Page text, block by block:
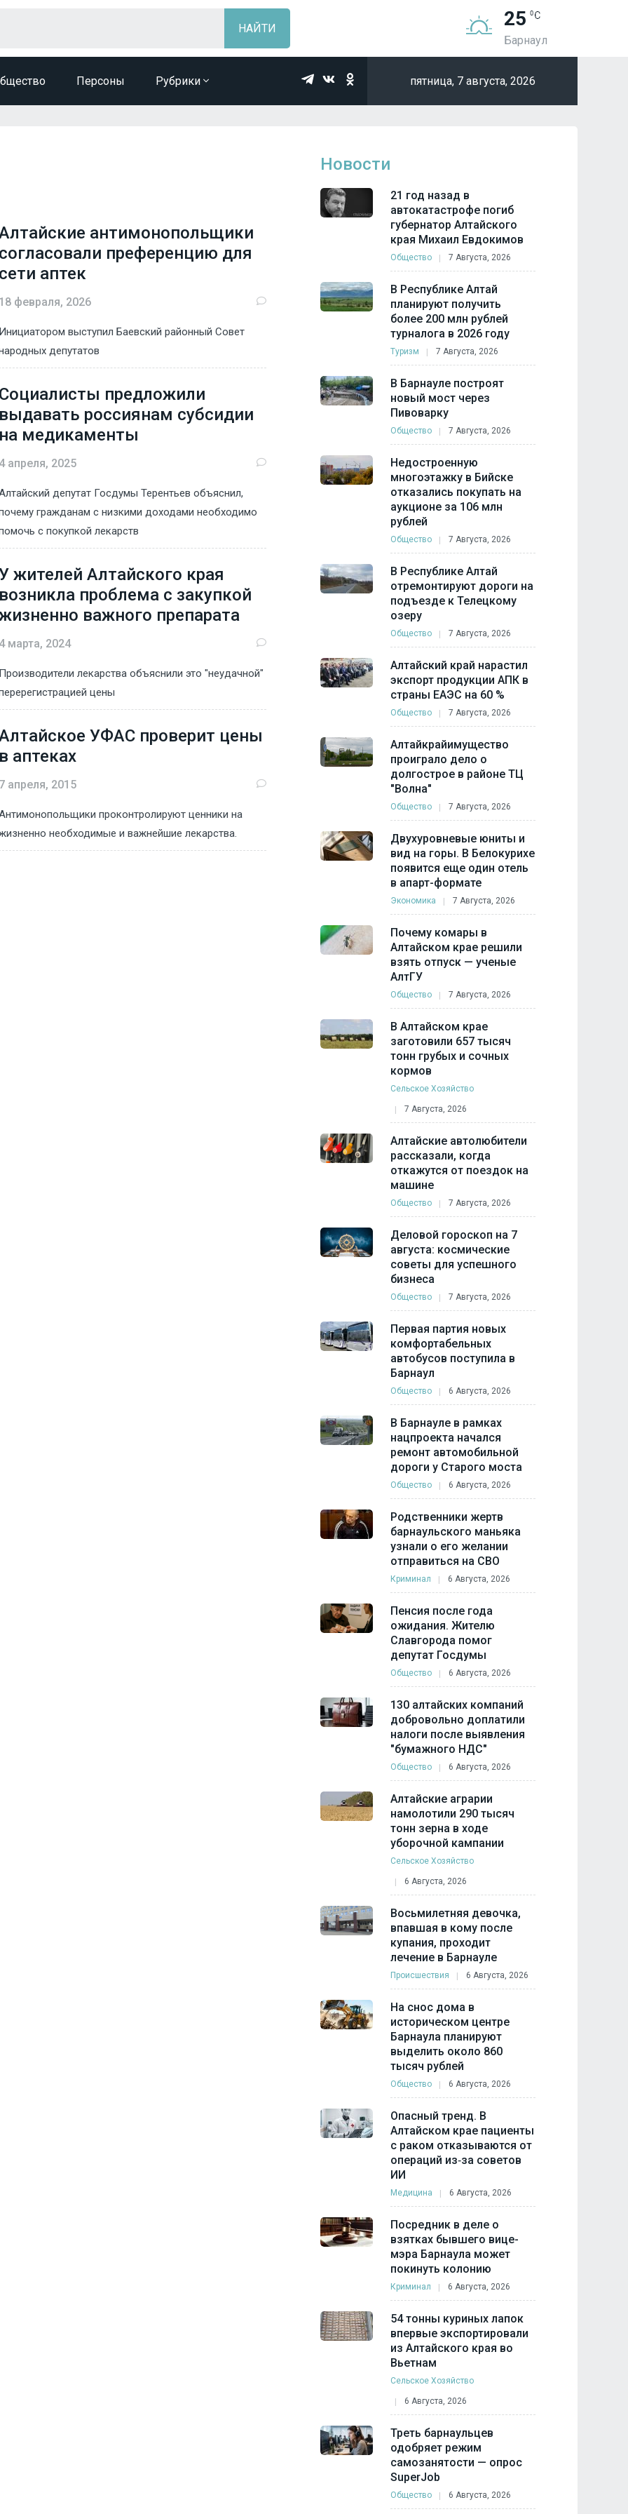
25
Барнаул
Персоны Рубрики пятница, 7 августа, 2026
антимонопольщики
преференцию для
аптек
февраля, 2026
выступил Баевский районный Совет
депутатов
предложили
россиянам субсидии
медикаменты
апреля, 2025
депутат Госдумы Терентьев объяснил,
гражданам с низкими доходами необходимо
с покупкой лекарств
жителей Алтайского края
проблема с закупкой
важного препарата
марта, 2024
лекарства объяснили это "неудачной"
цены
УФАС проверит цены
аптеках
апреля, 2015
проконтролируют ценники на
необходимые и важнейшие лекарства.
Новости
21 год назад в
автокатастрофе погиб
губернатор Алтайского
края Михаил Евдокимов
Общество 7 Августа, 2026
В Республике Алтай
планируют получить
более 200 млн рублей
турналога в 2026 году
Туризм 7 Августа, 2026
В Барнауле построят
новый мост через
Пивоварку
Общество 7 Августа, 2026
Недостроенную
многоэтажку в Бийске
отказались покупать на
аукционе за 106 млн
рублей
Общество 7 Августа, 2026
В Республике Алтай
отремонтируют дороги на
подъезде к Телецкому
озеру
Общество 7 Августа, 2026
Алтайский край нарастил
экспорт продукции АПК в
страны ЕАЭС на 60 %
Общество 7 Августа, 2026
Алтайкрайимущество
проиграло дело о
долгострое в районе ТЦ
"Волна"
Общество 7 Августа, 2026
Двухуровневые юниты и
вид на горы. В Белокурихе
появится еще один отель
в апарт-формате
Экономика 7 Августа, 2026
Почему комары в
Алтайском крае решили
взять отпуск — ученые
АлтГУ
Общество 7 Августа, 2026
В Алтайском крае
заготовили 657 тысяч
тонн грубых и сочных
кормов
Сельское Хозяйство
7 Августа, 2026
Алтайские автолюбители
рассказали, когда
откажутся от поездок на
машине
Общество 7 Августа, 2026
Деловой гороскоп на 7
августа: космические
советы для успешного
бизнеса
Общество 7 Августа, 2026
Первая партия новых
комфортабельных
автобусов поступила в
Барнаул
Общество 6 Августа, 2026
В Барнауле в рамках
нацпроекта начался
ремонт автомобильной
дороги у Старого моста
Общество 6 Августа, 2026
Родственники жертв
барнаульского маньяка
узнали о его желании
отправиться на СВО
Криминал 6 Августа, 2026
Пенсия после года
ожидания. Жителю
Славгорода помог
депутат Госдумы
Общество 6 Августа, 2026
130 алтайских компаний
добровольно доплатили
налоги после выявления
"бумажного НДС"
Общество 6 Августа, 2026
Алтайские аграрии
намолотили 290 тысяч
тонн зерна в ходе
уборочной кампании
Сельское Хозяйство
6 Августа, 2026
Восьмилетняя девочка,
впавшая в кому после
купания, проходит
лечение в Барнауле
Происшествия 6 Августа, 2026
На снос дома в
историческом центре
Барнаула планируют
выделить около 860
тысяч рублей
Общество 6 Августа, 2026
Опасный тренд. В
Алтайском крае пациенты
с раком отказываются от
операций из‑за советов
ИИ
Медицина 6 Августа, 2026
Посредник в деле о
взятках бывшего вице-
мэра Барнаула может
покинуть колонию
Криминал 6 Августа, 2026
54 тонны куриных лапок
впервые экспортировали
из Алтайского края во
Вьетнам
Сельское Хозяйство
6 Августа, 2026
Треть барнаульцев
одобряет режим
самозанятости — опрос
SuperJob
Общество 6 Августа, 2026